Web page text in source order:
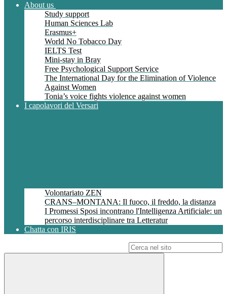
About us
Study support
Human Sciences Lab
Erasmus+
World No Tobacco Day
IELTS Test
Mini-stay in Bray
Free Psychological Support Service
The International Day for the Elimination of Violence
Against Women
Tonia’s voice fights violence against women
I capolavori del Versari
Volontariato ZEN
CRANS–MONTANA: Il fuoco, il freddo, la distanza
I Promessi Sposi incontrano l'Intelligenza Artificiale: un
percorso interdisciplinare tra Letteratur
Chatta con IRIS